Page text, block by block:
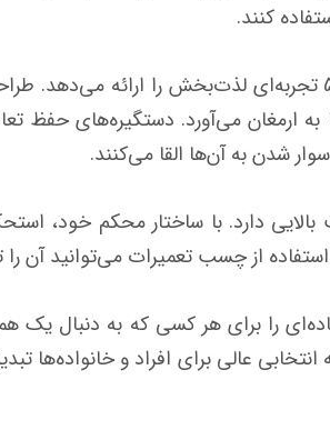
کنند.
از نظر عملکرد، شناور بادی روی آب کودک اینتکس طرح وال کد 57567
ارمغان می‌آورد. دستگیره‌های حفظ
شدن به آن‌ها القا می‌کنند.
دارد. با ساختار محکم خود،
از چسب تعمیرات می‌توانید آن را
اینتکس طرح وال کد 57567 ارزش فوق‌العاده‌ای را برای
عالی برای افراد و خانواده‌ها